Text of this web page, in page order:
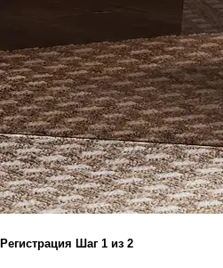
Регистрация Шаг 1 из 2